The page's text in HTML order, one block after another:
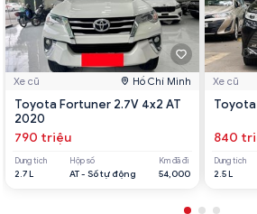
Xe cũ Hồ Chí Minh
Toyota Fortuner 2.7V 4x2 AT
2020
790 triệu
Dung tích
2.7 L
Hộp số
AT - Số tự động
Km đã đi
54,000
Xe cũ
Toyota
840
Dung tích
2.5 L